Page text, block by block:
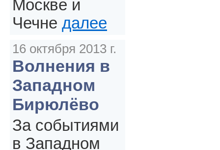
Москве и
Чечне далее
16 октября 2013 г.
Волнения в
Западном
Бирюлёво
За событиями
в Западном